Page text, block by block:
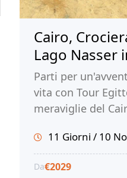
Cairo,
Lago Nasser
Parti per
vita con Tour
meraviglie del
Nasser e
storia e cultura
11 Giorni / 10
Da€2029